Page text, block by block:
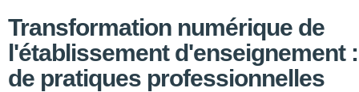
Transformation numérique de
l'établissement d'enseignement
de pratiques professionnelles